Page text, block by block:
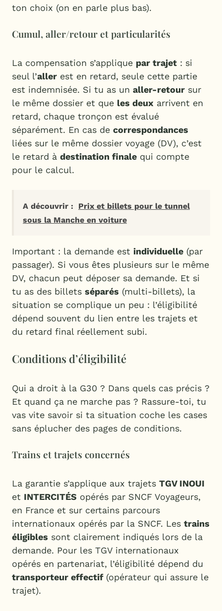
ton choix (on en parle plus bas).
Cumul, aller/retour et particularités
La compensation s’applique par trajet : si
seul l’aller est en retard, seule cette partie
est indemnisée. Si tu as un aller-retour sur
le même dossier et que les deux arrivent en
retard, chaque tronçon est évalué
séparément. En cas de correspondances
liées sur le même dossier voyage (DV), c’est
le retard à destination finale qui compte
pour le calcul.
A découvrir :
Prix et billets pour le tunnel
sous la Manche en voiture
Important : la demande est individuelle (par
passager). Si vous êtes plusieurs sur le même
DV, chacun peut déposer sa demande. Et si
tu as des billets séparés (multi-billets), la
situation se complique un peu : l’éligibilité
dépend souvent du lien entre les trajets et
du retard final réellement subi.
Conditions d’éligibilité
Qui a droit à la G30 ? Dans quels cas précis ?
Et quand ça ne marche pas ? Rassure-toi, tu
vas vite savoir si ta situation coche les cases
sans éplucher des pages de conditions.
Trains et trajets concernés
La garantie s’applique aux trajets TGV INOUI
et INTERCITÉS opérés par SNCF Voyageurs,
en France et sur certains parcours
internationaux opérés par la SNCF. Les trains
éligibles sont clairement indiqués lors de la
demande. Pour les TGV internationaux
opérés en partenariat, l’éligibilité dépend du
transporteur effectif(opérateur qui assure le
trajet).